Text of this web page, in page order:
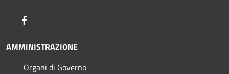
AMMINISTRAZIONE
Organi di Governo